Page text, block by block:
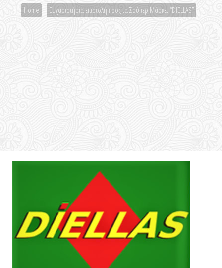
Home Ευχαριστήρια επιστολή προς τα Σούπερ Μάρκετ “DIELLAS”